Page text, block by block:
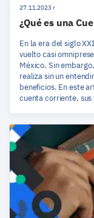
27.11.2023 r
¿Qué es una
En la era del siglo
vuelto casi
México. Sin
realiza sin un
beneficios. En este
cuenta corriente, sus